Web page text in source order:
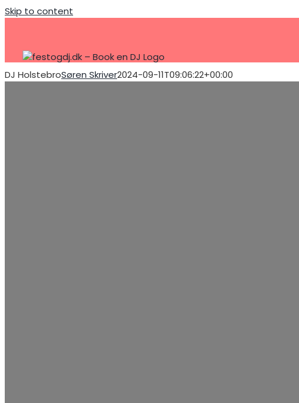
Skip to content
DJ HolstebroSøren Skriver2024-09-11T09:06:22+00:00